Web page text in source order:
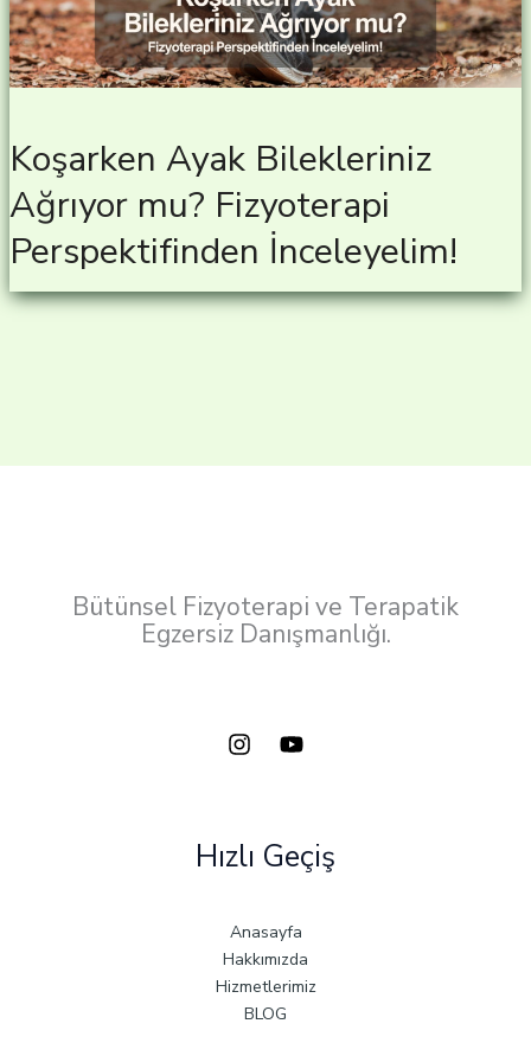
Koşarken Ayak Bilekleriniz
Ağrıyor mu? Fizyoterapi
Perspektifinden İnceleyelim!
Bütünsel Fizyoterapi ve Terapatik
Egzersiz Danışmanlığı.
Hızlı Geçiş
Anasayfa
Hakkımızda
Hizmetlerimiz
BLOG